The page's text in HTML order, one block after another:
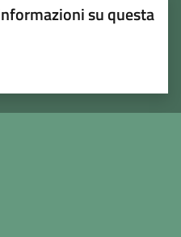
su questa
su 5
5